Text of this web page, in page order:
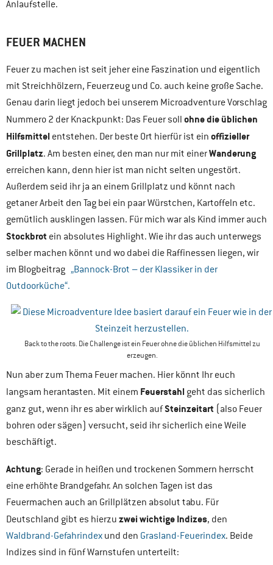
Anlaufstelle.
FEUER MACHEN
Feuer zu machen ist seit jeher eine Faszination und eigentlich
mit Streichhölzern, Feuerzeug und Co. auch keine große Sache.
Genau darin liegt jedoch bei unserem Microadventure Vorschlag
Nummero 2 der Knackpunkt: Das Feuer soll ohne die üblichen
Hilfsmittel entstehen. Der beste Ort hierfür ist ein offizieller
Grillplatz. Am besten einer, den man nur mit einerWanderung
erreichen kann, denn hier ist man nicht selten ungestört.
Außerdem seid ihr ja an einem Grillplatz und könnt nach
getaner Arbeit den Tag bei ein paar Würstchen, Kartoffeln etc.
gemütlich ausklingen lassen. Für mich war als Kind immer auch
Stockbrot ein absolutes Highlight. Wie ihr das auch unterwegs
selber machen könnt und wo dabei die Raffinessen liegen, wir
im Blogbeitrag „Bannock-Brot – der Klassiker in der
Outdoorküche“.
Back to the roots. Die Challenge ist ein Feuer ohne die üblichen Hilfsmittel zu
erzeugen.
Nun aber zum Thema Feuer machen. Hier könnt Ihr euch
langsam herantasten. Mit einem Feuerstahl geht das sicherlich
ganz gut, wenn ihr es aber wirklich aufSteinzeitart (also Feuer
bohren oder sägen) versucht, seid ihr sicherlich eine Weile
beschäftigt.
Achtung: Gerade in heißen und trockenen Sommern herrscht
eine erhöhte Brandgefahr. An solchen Tagen ist das
Feuermachen auch an Grillplätzen absolut tabu. Für
Deutschland gibt es hierzu zwei wichtige Indizes, den
Waldbrand-Gefahrindex und den Grasland-Feuerindex. Beide
Indizes sind in fünf Warnstufen unterteilt: